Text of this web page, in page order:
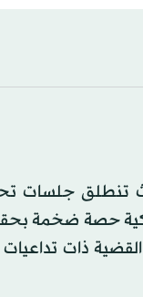
تنطلق جلسات
حصة ضخمة بحقل
ذات